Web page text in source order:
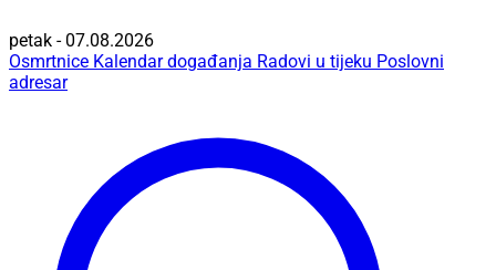
petak - 07.08.2026
Osmrtnice Kalendar događanja Radovi u tijeku Poslovni
adresar